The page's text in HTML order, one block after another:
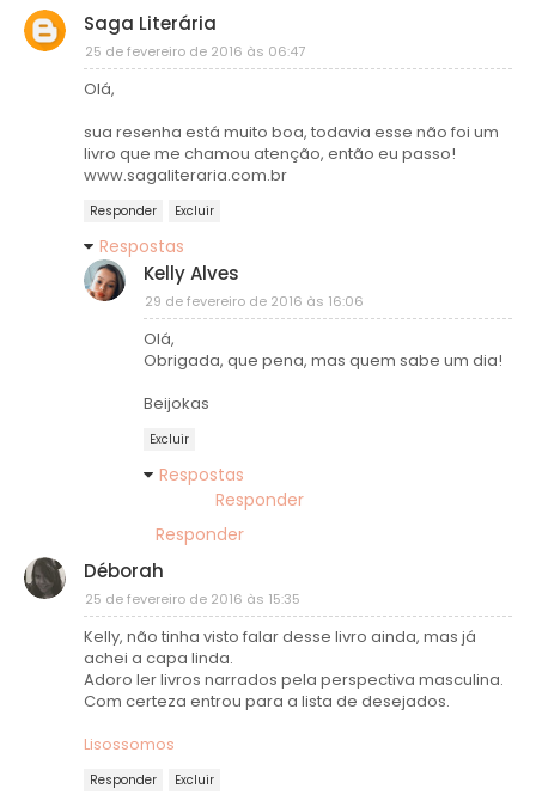
Saga Literária
25 de fevereiro de 2016 às 06:47
Olá,
sua resenha está muito boa, todavia esse não foi um
livro que me chamou atenção, então eu passo!
www.sagaliteraria.com.br
Responder Excluir
Respostas
Kelly Alves
29 de fevereiro de 2016 às 16:06
Olá,
Obrigada, que pena, mas quem sabe um dia!
Beijokas
Excluir
Respostas
Responder
Responder
Déborah
25 de fevereiro de 2016 às 15:35
Kelly, não tinha visto falar desse livro ainda, mas já
achei a capa linda.
Adoro ler livros narrados pela perspectiva masculina.
Com certeza entrou para a lista de desejados.
Lisossomos
Responder Excluir